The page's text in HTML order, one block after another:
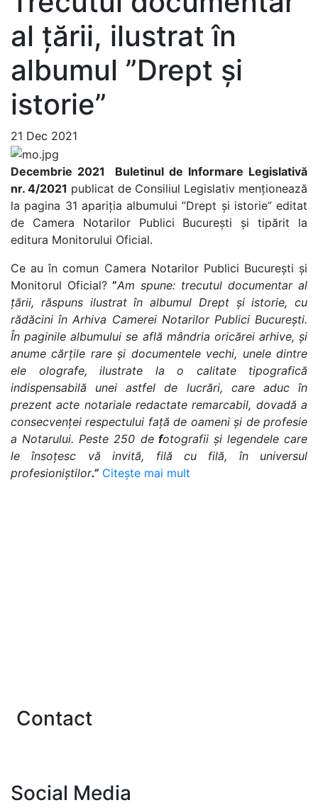
al țării, ilustrat în
albumul ”Drept și
istorie”
21 Dec 2021
Decembrie 2021 Buletinul de Informare Legislativă
nr. 4/2021 publicat de Consiliul Legislativ menționează
la pagina 31 apariția albumului ”Drept și istorie” editat
de Camera Notarilor Publici București și tipărit la
editura Monitorului Oficial.
Ce au în comun Camera Notarilor Publici București și
Monitorul Oficial? ”Am spune: trecutul documentar al
țării, răspuns ilustrat în albumul Drept și istorie, cu
rădăcini în Arhiva Camerei Notarilor Publici București.
În paginile albumului se află mândria oricărei arhive, și
anume cărțile rare și documentele vechi, unele dintre
ele olografe, ilustrate la o calitate tipografică
indispensabilă unei astfel de lucrări, care aduc în
prezent acte notariale redactate remarcabil, dovadă a
consecvenței respectului față de oameni și de profesie
a Notarului. Peste 250 defotografii și legendele care
le însoțesc vă invită, filă cu filă, în universul
profesioniștilor.” Citește mai mult
Contact
Social Media